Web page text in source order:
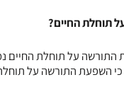
תוחלת החיים?
התורשה על תוחלת החיים